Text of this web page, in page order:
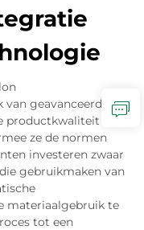
geavanceerde
productkwaliteit en
ze de normen
investeren zwaar
gebruikmaken van
materiaalgebruik te
tot een